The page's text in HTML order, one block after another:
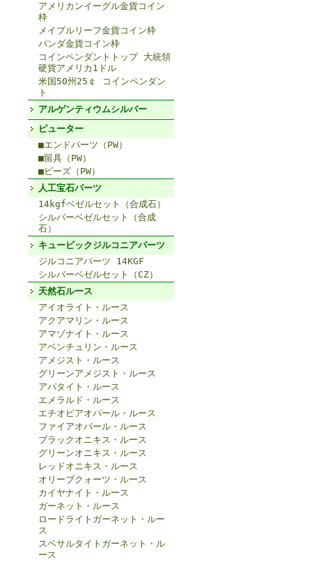
アメリカンイーグル金貨コイン
枠
メイプルリーフ金貨コイン枠
パンダ金貨コイン枠
コインペンダントトップ 大統領
硬貨アメリカ1ドル
米国50州25￠ コインペンダン
ト
アルゲンティウムシルバー
ピューター
■エンドパーツ（PW）
■留具（PW）
■ビーズ（PW）
人工宝石パーツ
14kgfベゼルセット（合成石）
シルバーベゼルセット（合成
石）
キュービックジルコニアパーツ
ジルコニアパーツ 14KGF
シルバーベゼルセット（CZ）
天然石ルース
アイオライト・ルース
アクアマリン・ルース
アマゾナイト・ルース
アベンチュリン・ルース
アメジスト・ルース
グリーンアメジスト・ルース
アパタイト・ルース
エメラルド・ルース
エチオピアオパール・ルース
ファイアオパール・ルース
ブラックオニキス・ルース
グリーンオニキス・ルース
レッドオニキス・ルース
オリーブクォーツ・ルース
カイヤナイト・ルース
ガーネット・ルース
ロードライトガーネット・ルー
ス
スペサルタイトガーネット・ル
ース